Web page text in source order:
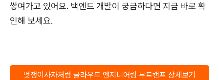
쌓여가고 있어요. 백엔드 개발이 궁금하다면 지금 바로 확
인해 보세요.
멋쟁이사자처럼 클라우드 엔지니어링 부트캠프 상세보기